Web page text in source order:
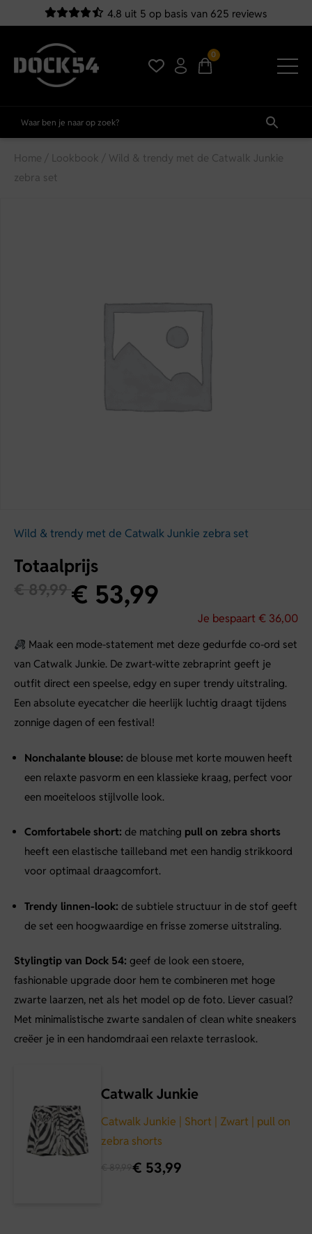
4.8 uit 5 op basis van 625 reviews
0
Home / Lookbook / Wild & trendy met de Catwalk Junkie
zebra set
Wild & trendy met de Catwalk Junkie zebra set
Totaalprijs
€89,99 € 53,99
Je bespaart € 36,00
Maak een mode-statement met deze gedurfde co-ord set
van Catwalk Junkie. De zwart-witte zebraprint geeft je
outfit direct een speelse, edgy en super trendy uitstraling.
Een absolute eyecatcher die heerlijk luchtig draagt tijdens
zonnige dagen of een festival!
Nonchalante blouse: de blouse met korte mouwen heeft
een relaxte pasvorm en een klassieke kraag, perfect voor
een moeiteloos stijlvolle look.
Comfortabele short: de matching pull on zebra shorts
heeft een elastische tailleband met een handig strikkoord
voor optimaal draagcomfort.
Trendy linnen-look: de subtiele structuur in de stof geeft
de set een hoogwaardige en frisse zomerse uitstraling.
Stylingtip van Dock 54: geef de look een stoere,
fashionable upgrade door hem te combineren met hoge
zwarte laarzen, net als het model op de foto. Liever casual?
Met minimalistische zwarte sandalen of clean white sneakers
creëer je in een handomdraai een relaxte terraslook.
Catwalk Junkie
Catwalk Junkie | Short | Zwart | pull on
zebra shorts
€ 53,99